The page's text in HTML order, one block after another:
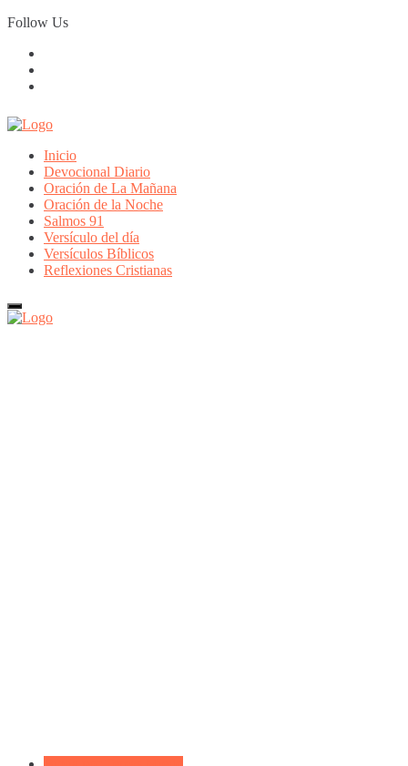
Skip
to
Follow Us
Inicio
Devocional Diario
Oración de La Mañana
Oración de la Noche
Salmos 91
Versículo del día
Versículos Bíblicos
Reflexiones Cristianas